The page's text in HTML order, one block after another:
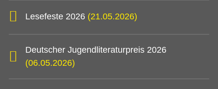
Lesefeste 2026 (21.05.2026)
Deutscher Jugendliteraturpreis 2026
(06.05.2026)